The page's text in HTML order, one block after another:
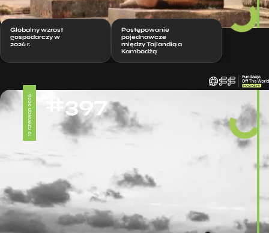
Globalny wzrost
gospodarczy w
2026 r.
Postępowanie
pojednawcze
między Tajlandią a
Kambodżą
12 czerwca 2026 #397